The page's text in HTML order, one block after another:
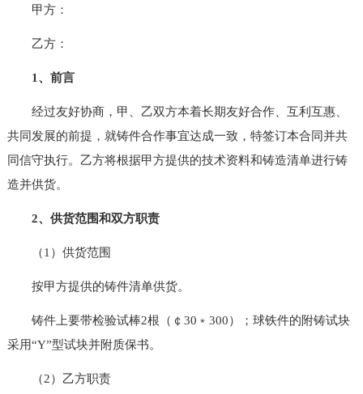
甲方：
乙方：
1、前言
经过友好协商，甲、乙双方本着长期友好合作、互利互惠、
共同发展的前提，就铸件合作事宜达成一致，特签订本合同并共
同信守执行。乙方将根据甲方提供的技术资料和铸造清单进行铸
造并供货。
2、供货范围和双方职责
（1）供货范围
按甲方提供的铸件清单供货。
铸件上要带检验试棒2根（￠30﹡300）；球铁件的附铸试块
采用“Y”型试块并附质保书。
（2）乙方职责